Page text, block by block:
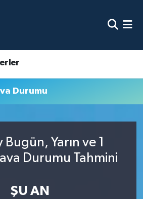
Durumu
Yarın ve 1
Durumu Tahmini
ŞU AN
Durumu ve Fikstür